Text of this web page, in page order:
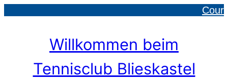
Willkommen beim
Tennisclub Blieskastel